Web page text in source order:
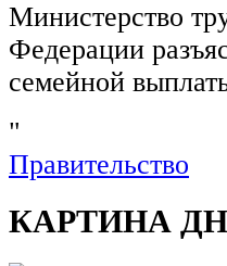
Министерство
Федерации
семейной
"
Правительство
КАРТИНА